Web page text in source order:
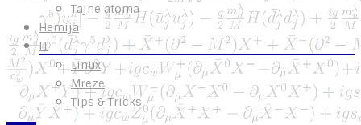
Tajne atoma
Hemija
IT
Linux
Mreze
Tips & Tricks